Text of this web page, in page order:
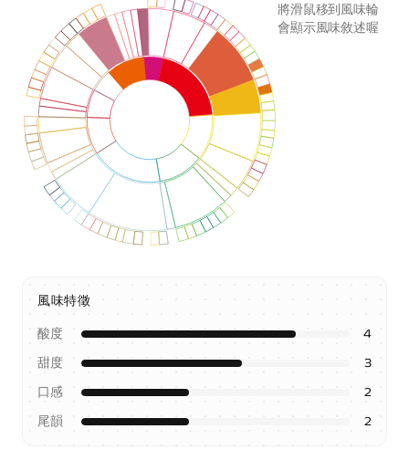
將滑鼠移到風味輪
會顯示風味敘述喔
風味特徵
酸度
4
甜度
3
口感
2
尾韻
2